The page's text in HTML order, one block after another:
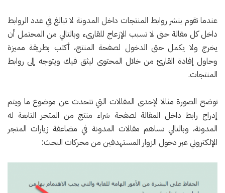
عندما تقوم بنشر روابط المنتجات داخل المدونة لا تبالغ في عدد الروابط
داخل كل مقالة حتى لا تسبب الإزعاج للقارىء وبالتالي من المحتمل أن
يخرج ولا يكمل حتى الدخول لصفحة المنتج، أكتب بطريقة مميزة
وحاول إفادة القارئ من خلال المحتوى ليثق فيك ويتوجه إلى روابط
المنتجات.
توضح الصورة مثالا لإحدى المقالات التي تتحدث عن موضوع ما ويتم
إدراج رابط داخل المقالة لصفحة شراء منتج من المتجر التابعة له
المدونة، وبالتالي تساهم مقالات المدونة في مضاعفة زيارات المتجر
الإلكتروني عبر دخول الزوار المستهدفين من محركات البحث: